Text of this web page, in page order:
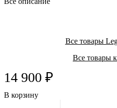
Все товары
Все товары
14 900 ₽
В корзину